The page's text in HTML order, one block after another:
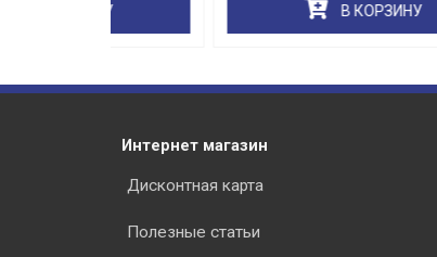
В КОРЗИНУ
Интернет магазин
Дисконтная карта
Полезные статьи